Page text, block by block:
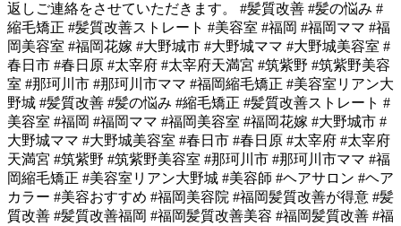
返しご連絡をさせていただきます。 #髪質改善 #髪の悩み #
縮毛矯正 #髪質改善ストレート #美容室 #福岡 #福岡ママ #福
岡美容室 #福岡花嫁 #大野城市 #大野城ママ #大野城美容室 #
春日市 #春日原 #太宰府 #太宰府天満宮 #筑紫野 #筑紫野美容
室 #那珂川市 #那珂川市ママ #福岡縮毛矯正 #美容室リアン大
野城 #髪質改善 #髪の悩み #縮毛矯正 #髪質改善ストレート #
美容室 #福岡 #福岡ママ #福岡美容室 #福岡花嫁 #大野城市 #
大野城ママ #大野城美容室 #春日市 #春日原 #太宰府 #太宰府
天満宮 #筑紫野 #筑紫野美容室 #那珂川市 #那珂川市ママ #福
岡縮毛矯正 #美容室リアン大野城 #美容師 #ヘアサロン #ヘア
カラー #美容おすすめ #福岡美容院 #福岡髪質改善が得意 #髪
質改善 #髪質改善福岡 #福岡髪質改善美容 #福岡髪質改善 #福